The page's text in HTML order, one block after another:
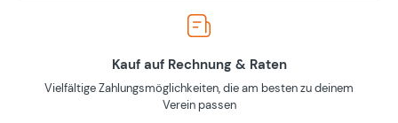
Kauf auf Rechnung & Raten
Vielfältige Zahlungsmöglichkeiten, die am besten zu deinem
Verein passen